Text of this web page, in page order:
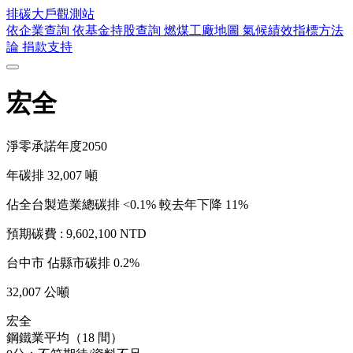
排碳大戶觀測站
依企業查詢 依基金持股查詢 燃煤工廠地圖 氣候績效指標方法
論 捐款支持
宏全
淨零承諾年度2050
年碳排 32,007 噸
佔全台製造業總碳排 <0.1% 較去年下降 11%
預期碳費 : 9,602,100 NTD
台中市 佔縣市碳排 0.2%
32,007 公噸
宏全
鋼鐵業平均（18 間）